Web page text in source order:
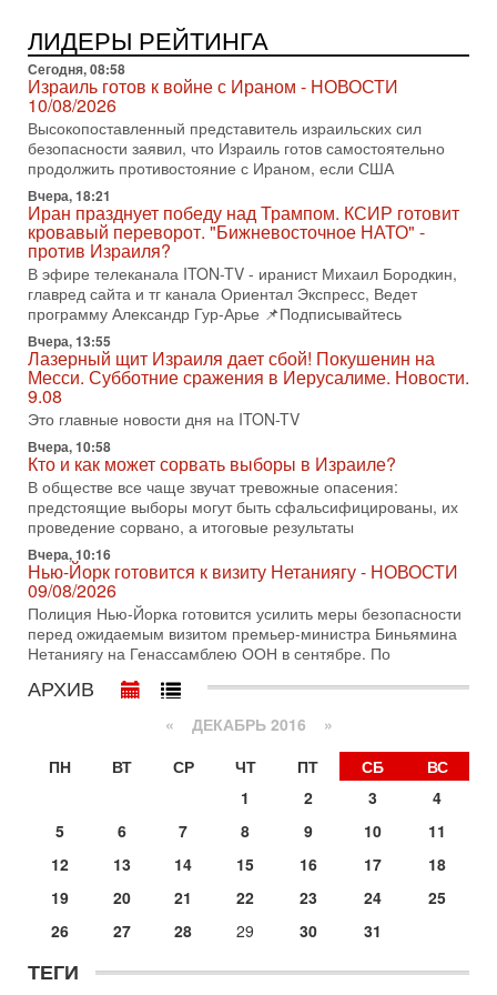
Ситуация вокруг призыва ультраортодоксов в ЦАХАЛ
достигла точки кипения. Попытки принять закон,
освобождающий уклоняющихся харедим от арестов,
3-08-2026, 17:18
Хватит отменять атаки! ЦАХАЛ - не игрушка!
Израиль готов ударить по Ирану!
В эфире телеканала ITON-TV Григорий Тамар, офицер
ЦАХАЛа в отставке, писатель, журналист, военный историк.
Ведет программу Александр Гур-Арье.
3-08-2026, 15:23
Иран задыхается. КСИР готовит удар! Россия теряет
последних союзников. Путин - псих!
В эфире ITON-TV доктор Эльдар Намазов , историк,
политолог, в прошлом – помощник Президента
Азербайджана Гейдара Алиева . Ведет программу
Александр
3-08-2026, 11:09
Выборы в Израиле в опасности?! ШАБАК формирует
спецотдел
В этом выпуске мы разбираем одну из самых тревожных
тем израильской политики. Известно, что израильская
Служба общей безопасности (ШАБАК) создала
3-08-2026, 08:32
Трамп и Иран: последний шанс - НОВОСТИ
03/08/2026
Президент США Дональд Трамп объявил о возобновлении
переговоров с Ираном, но Тегеран пока не подтвердил
готовность к диалогу. По словам американского
2-08-2026, 08:42
Трамп отменил удар по Ирану - НОВОСТИ
Президент США Дональд Трамп сегодня заявил об отмене
подготовленного удара по Ирану после обращений
Тегерана и других стран региона. По его словам,
1-08-2026, 17:50
«Русский голос» Израиля: кто заберет его на этот
Голоса русскоязычных репатриантов не раз кардинально
вспомнить взлет партии «Исраэль ба-алия», когда
31-07-2026, 17:00
молчат Трамп и Нетаньяху?
Недавний визит премьер-министра Израиля Биньямина
Нетаньяху в США и его встреча с Дональдом Трампом
ЛИДЕРЫ РЕЙТИНГА
Сегодня, 08:58
Израиль готов к войне с Ираном - НОВОСТИ
10/08/2026
Высокопоставленный представитель израильских сил
безопасности заявил, что Израиль готов самостоятельно
продолжить противостояние с Ираном, если США
Вчера, 18:21
Иран празднует победу над Трампом. КСИР готовит
кровавый переворот. "Бижневосточное НАТО" -
против Израиля?
В эфире телеканала ITON-TV - иранист Михаил Бородкин,
главред сайта и тг канала Ориентал Экспресс, Ведет
программу Александр Гур-Арье 📌Подписывайтесь
Вчера, 13:55
Лазерный щит Израиля дает сбой! Покушенин на
Месси. Субботние сражения в Иерусалиме. Новости.
9.08
Это главные новости дня на ITON-TV
Вчера, 10:58
Кто и как может сорвать выборы в Израиле?
В обществе все чаще звучат тревожные опасения:
предстоящие выборы могут быть сфальсифицированы, их
проведение сорвано, а итоговые результаты
Вчера, 10:16
Нью-Йорк готовится к визиту Нетаниягу - НОВОСТИ
09/08/2026
Полиция Нью-Йорка готовится усилить меры безопасности
перед ожидаемым визитом премьер-министра Биньямина
Нетаниягу на Генассамблею ООН в сентябре. По
АРХИВ
« ДЕКАБРЬ 2016 »
ПН
ВТ СР ЧТ ПТ СБ
ВС
1
2 3
4
5
6 7 8 9 10
11
12
13 14 15 16 17
18
19
20 21 22 23 24
25
26
27 28 29 30 31
ТЕГИ